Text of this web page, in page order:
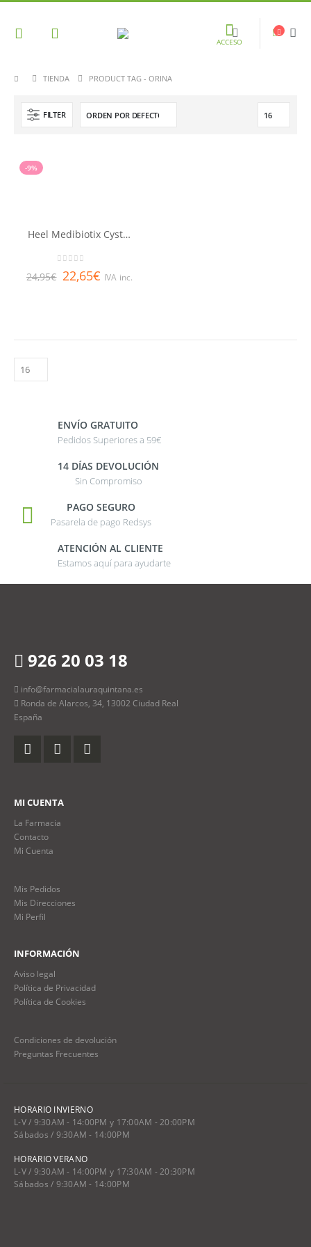
ACCESO
TIENDA PRODUCT TAG - ORINA
FILTER
-9%
Heel Medibiotix Cysteel Balance 28 sobres
24,95€ 22,65€ IVA inc.
ENVÍO GRATUITO
Pedidos Superiores a 59€
14 DÍAS DEVOLUCIÓN
Sin Compromiso
PAGO SEGURO
Pasarela de pago Redsys
ATENCIÓN AL CLIENTE
Estamos aquí para ayudarte
926 20 03 18
info@farmacialauraquintana.es
Ronda de Alarcos, 34, 13002 Ciudad Real
España
MI CUENTA
La Farmacia
Contacto
Mi Cuenta
Mis Pedidos
Mis Direcciones
Mi Perfil
INFORMACIÓN
Aviso legal
Política de Privacidad
Política de Cookies
Condiciones de devolución
Preguntas Frecuentes
HORARIO INVIERNO
L-V / 9:30AM - 14:00PM y 17:00AM - 20:00PM
Sábados / 9:30AM - 14:00PM
HORARIO VERANO
L-V / 9:30AM - 14:00PM y 17:30AM - 20:30PM
Sábados / 9:30AM - 14:00PM